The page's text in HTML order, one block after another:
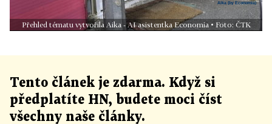
Přehled tématu vytvořila Aika - AI asistentka Economia • Foto: ČTK
Tento článek je zdarma. Když si
předplatíte HN, budete moci číst
všechny naše články.